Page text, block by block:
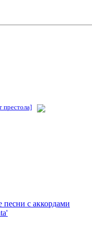
престола]
песни с аккордами